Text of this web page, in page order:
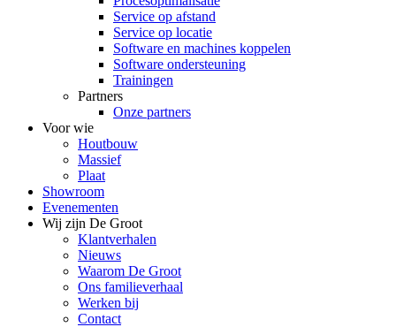
Service op afstand
Service op locatie
Software en machines koppelen
Software ondersteuning
Trainingen
Partners
Onze partners
Voor wie
Houtbouw
Massief
Plaat
Showroom
Evenementen
Wij zijn De Groot
Klantverhalen
Nieuws
Waarom De Groot
Ons familieverhaal
Werken bij
Contact